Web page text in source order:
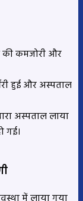
की कमजोरी और
हुई और अस्पताल
अस्पताल लाया
गई।